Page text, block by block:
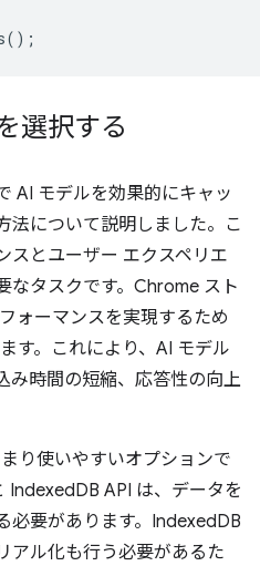
();
選択する
AI モデルを効果的にキャッ
法について説明しました。こ
スとユーザー エクスペリエ
なタスクです。Chrome スト
ォーマンスを実現するため
す。これにより、AI モデル
み時間の短縮、応答性の向上
り使いやすいオプションで
IndexedDB API は、データを
必要があります。IndexedDB
アル化も行う必要があるた